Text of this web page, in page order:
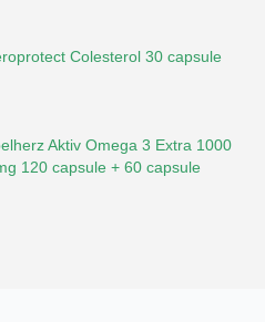
Colesterol 30 capsule
Aktiv Omega 3 Extra 1000
120 capsule + 60 capsule